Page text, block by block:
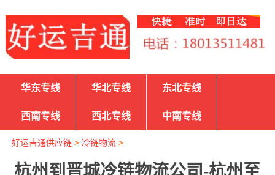
华东专线 华北专线 东北专线
西南专线 西北专线 中南专线
好运吉通供应链> 冷链物流>
杭州到晋城冷链物流公司-杭州至